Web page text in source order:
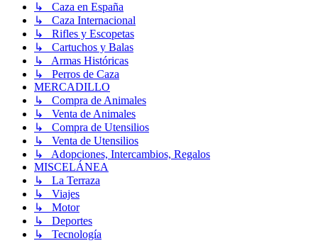
↳ Caza en España
↳ Caza Internacional
↳ Rifles y Escopetas
↳ Cartuchos y Balas
↳ Armas Históricas
↳ Perros de Caza
MERCADILLO
↳ Compra de Animales
↳ Venta de Animales
↳ Compra de Utensilios
↳ Venta de Utensilios
↳ Adopciones, Intercambios, Regalos
MISCELÁNEA
↳ La Terraza
↳ Viajes
↳ Motor
↳ Deportes
↳ Tecnología